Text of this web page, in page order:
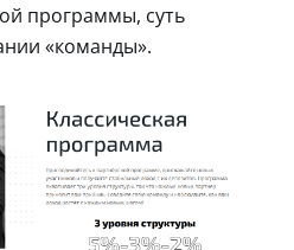
программы, суть
«команды».